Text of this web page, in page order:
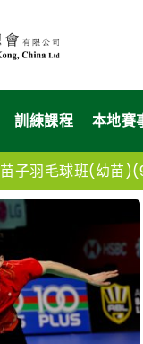
訓練課程 本地賽
子羽毛球班(幼苗